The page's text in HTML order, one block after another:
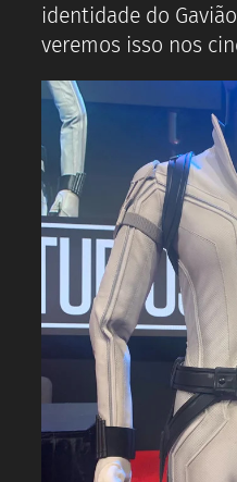
identidade do
veremos isso nos